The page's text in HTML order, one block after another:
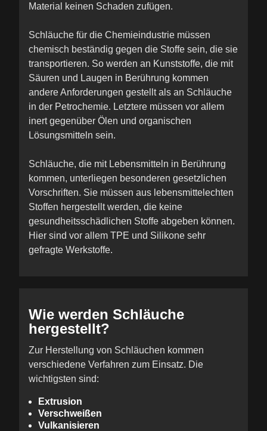
Material keinen Schaden zufügen.
Schläuche für die Chemieindustrie müssen
chemisch beständig gegen die Stoffe sein, die sie
transportieren. So werden an Kunststoffe, die mit
Säuren und Laugen in Berührung kommen
andere Anforderungen gestellt als an Schläuche
in der Petrochemie. Letztere müssen vor allem
inert gegenüber Ölen und organischen
Lösungsmitteln sein.
Schläuche, die mit Lebensmitteln in Berührung
kommen, unterliegen besonderen gesetzlichen
Vorschriften. Sie müssen aus lebensmittelechten
Stoffen hergestellt werden, die keine
gesundheitsschädlichen Stoffe abgeben können.
Hier sind vor allem TPE und Silikone sehr
gefragte Werkstoffe.
Wie werden Schläuche
hergestellt?
Zur Herstellung von Schläuchen kommen
verschiedene Verfahren zum Einsatz. Die
wichtigsten sind:
Extrusion
Verschweißen
Vulkanisieren